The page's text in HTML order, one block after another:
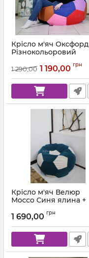
Крісло м'яч Оксфорд
Різнокольоровий
1 290,00 1 190,00 грн
Крісло м'яч Велюр
Mocco Синя ялина +
Артикул: ball-mocco-36-1-80
1 690,00 грн